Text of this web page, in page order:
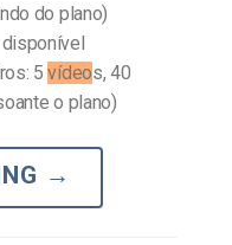
do plano)
disponível
5vídeos, 40
o plano)
→